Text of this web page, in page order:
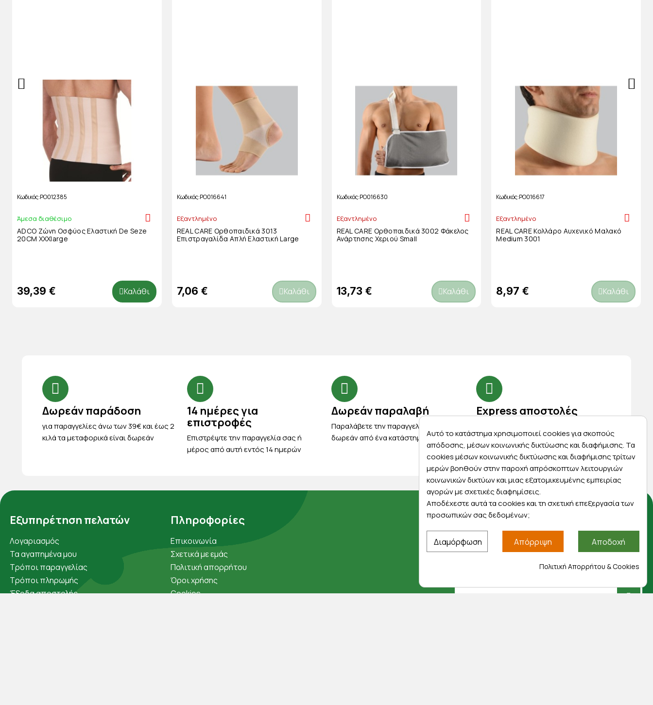
Κωδικός PO012385
Άμεσα διαθέσιμο
ADCO Ζώνη Οσφύος Ελαστική De Seze
20CM XXXlarge
39,39 € Καλάθι
Κωδικός PO016641
Εξαντλημένο
REAL CARE Ορθοπαιδικά 3013
Επιστραγαλίδα Απλή Ελαστική Large
7,06 € Καλάθι
Κωδικός PO016630
Εξαντλημένο
REAL CARE Ορθοπαιδικά 3002 Φάκελος
Ανάρτησης Χεριού Small
13,73 € Καλάθι
Κωδικός PO016617
Εξαντλημένο
REAL CARE Κολλάρο Αυχενικό Μαλακό
Medium 3001
8,97 € Καλάθι
Δωρεάν παράδοση
για παραγγελίες άνω των 39€ και έως 2
κιλά τα μεταφορικά είναι δωρεάν
14 ημέρες για
επιστροφές
Eπιστρέψτε την παραγγελία σας ή
μέρος από αυτή εντός 14 ημερών
Δωρεάν παραλαβή
Παραλάβετε την παραγγελία σας
δωρεάν από ένα κατάστημα μας
Express αποστολές
παραλάβετε αύριο στην πόρτα σας
Εξυπηρέτηση πελατών
Λογαριασμός
Τα αγαπημένα μου
Τρόποι παραγγελίας
Τρόποι πληρωμής
Έξοδα αποστολής
Πληροφορίες
Επικοινωνία
Σχετικά με εμάς
Πολιτική απορρήτου
Όροι χρήσης
Cookies
Αποκλειστικές προσφορές
Εγγραφείτε με το email σας για να ενημερώνεστε
πρώτοι για προσφορές, διαγωνισμούς,
εκπτωτικούς κωδικούς και μοναδικά δώρα!
Αυτό το κατάστημα χρησιμοποιεί cookies για σκοπούς
απόδοσης, μέσων κοινωνικής δικτύωσης και διαφήμισης. Τα
cookies μέσων κοινωνικής δικτύωσης και διαφήμισης τρίτων
μερών βοηθούν στην παροχή απρόσκοπτων λειτουργιών
κοινωνικών δικτύων και μιας εξατομικευμένης εμπειρίας
αγορών με σχετικές διαφημίσεις.
Αποδέχεστε αυτά τα cookies και τη σχετική επεξεργασία των
προσωπικών σας δεδομένων;
Διαμόρφωση Απόρριψη Αποδοχή
Πολιτική Απορρήτου & Cookies